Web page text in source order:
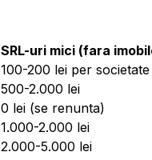
SRL-uri mici (fara
100-200 lei per societate
500-2.000 lei
0 lei (se renunta)
1.000-2.000 lei
2.000-5.000 lei